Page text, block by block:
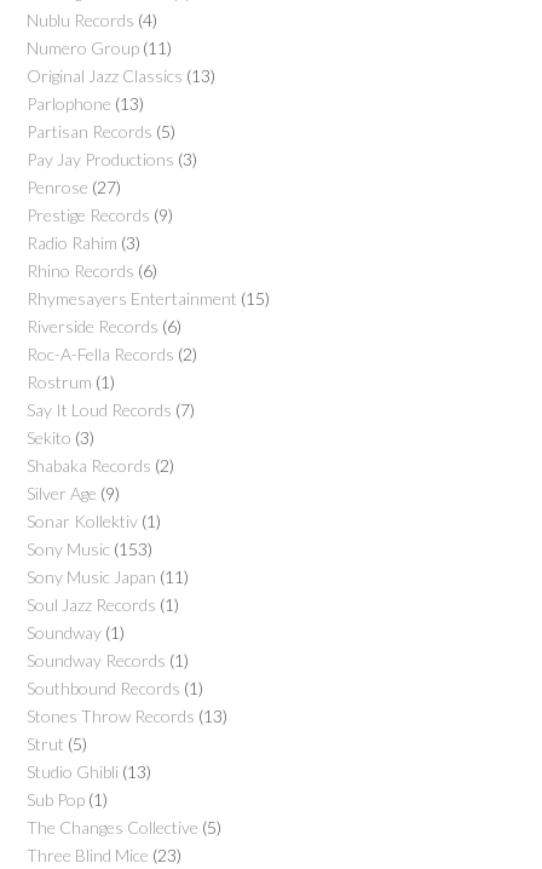
Nublu Records (4)
Numero Group (11)
Original Jazz Classics (13)
Parlophone (13)
Partisan Records (5)
Pay Jay Productions (3)
Penrose (27)
Prestige Records (9)
Radio Rahim (3)
Rhino Records (6)
Rhymesayers Entertainment (15)
Riverside Records (6)
Roc-A-Fella Records (2)
Rostrum (1)
Say It Loud Records (7)
Sekito (3)
Shabaka Records (2)
Silver Age (9)
Sonar Kollektiv (1)
Sony Music (153)
Sony Music Japan (11)
Soul Jazz Records (1)
Soundway (1)
Soundway Records (1)
Southbound Records (1)
Stones Throw Records (13)
Strut (5)
Studio Ghibli (13)
Sub Pop (1)
The Changes Collective (5)
Three Blind Mice (23)